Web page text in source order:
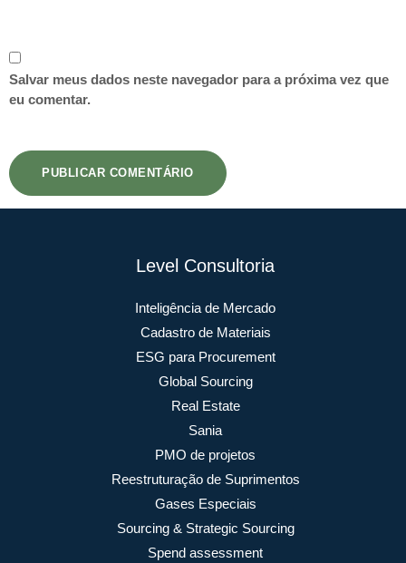
Salvar meus dados neste navegador para a próxima vez que
eu comentar.
Level Consultoria
Inteligência de Mercado
Cadastro de Materiais
ESG para Procurement
Global Sourcing
Real Estate
Sania
PMO de projetos
Reestruturação de Suprimentos
Gases Especiais
Sourcing & Strategic Sourcing
Spend assessment